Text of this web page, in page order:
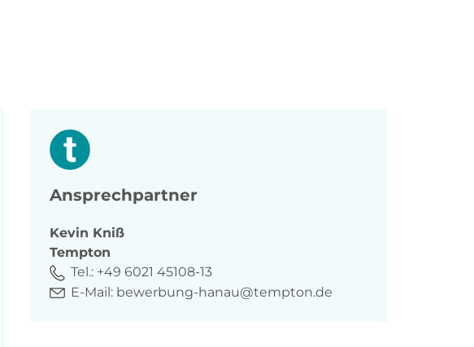
Ansprechpartner
Kevin Kniß
Tempton
Tel.: +49 6021 45108-13
E-Mail: bewerbung-hanau@tempton.de